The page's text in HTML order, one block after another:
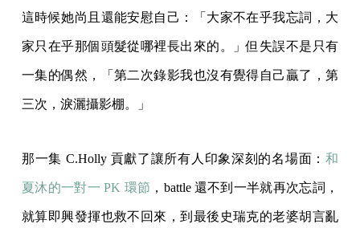
這時候她尚且還能安慰自己：「大家不在乎我忘詞，大
家只在乎那個頭髮從哪裡長出來的。」但失誤不是只有
一集的偶然，「第二次錄影我也沒有覺得自己贏了，第
三次，淚灑攝影棚。」
那一集 C.Holly 貢獻了讓所有人印象深刻的名場面： 和
夏沐的一對一 PK 環節 ，battle 還不到一半就再次忘詞，
就算即興發揮也救不回來，到最後史瑞克的老婆胡言亂